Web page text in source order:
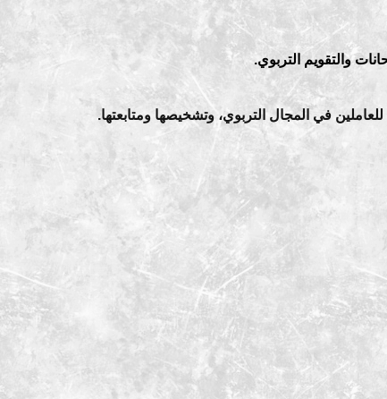
والتقويم التربوي.
في المجال التربوي، وتشخيصها ومتابعتها.